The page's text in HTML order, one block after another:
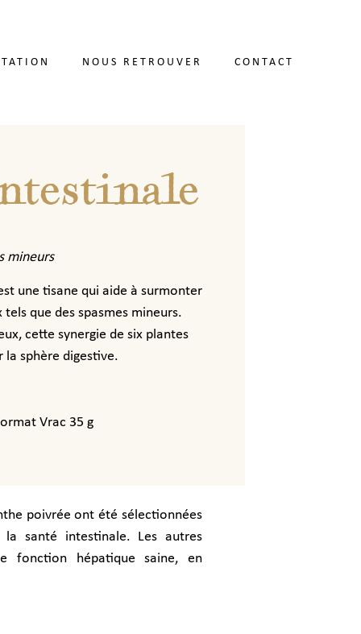
NOUS RETROUVER CONTACT
mineurs
une tisane qui aide à surmonter
que des spasmes mineurs.
cette synergie de six plantes
la sphère digestive.
Vrac 35 g
poivrée ont été sélectionnées
santé intestinale. Les autres
fonction hépatique saine, en